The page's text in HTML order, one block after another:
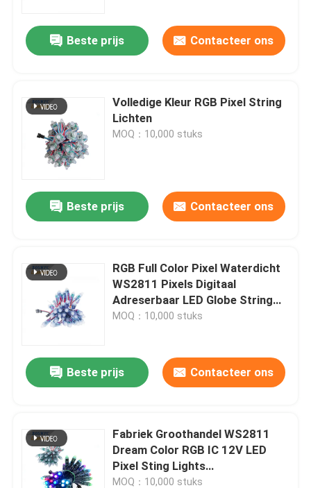
Beste prijs Contacteer ons
Volledige Kleur RGB Pixel String
Lichten
MOQ：10,000 stuks
Beste prijs Contacteer ons
RGB Full Color Pixel Waterdicht
WS2811 Pixels Digitaal
Adreserbaar LED Globe String
Lights 12mm DC 5V
MOQ：10,000 stuks
Beste prijs Contacteer ons
Fabriek Groothandel WS2811
Dream Color RGB IC 12V LED
Pixel Sting Lights
Advertentiemodules Scherm LED
MOQ：10,000 stuks